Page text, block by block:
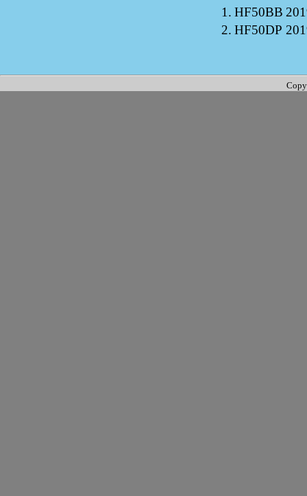
1. HF50BB
2. HF50DP